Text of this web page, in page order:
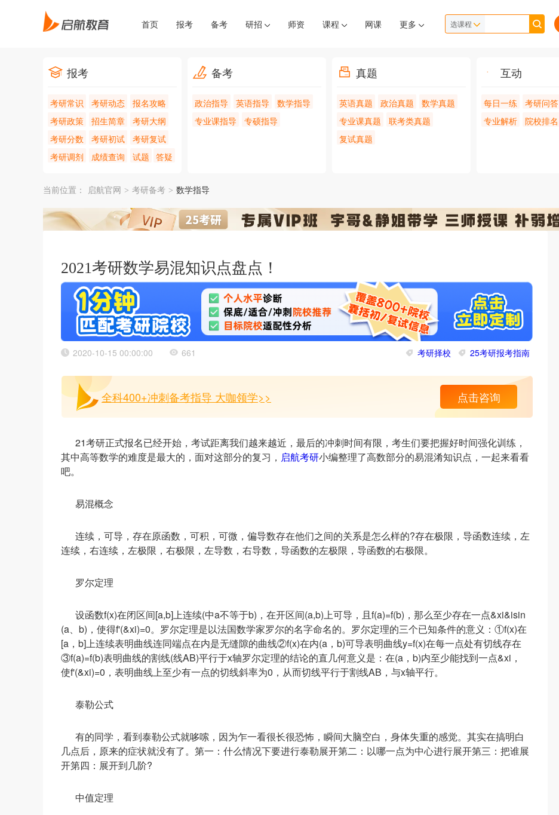
首页 报考 备考 研招 师资 课程 网课 更多 选课程
报考
考研常识 考研动态
报名攻略
考研政策
招生简章
考研大纲
考研分数
考研初试
考研复试
考研调剂
成绩查询 试题 答疑
备考
政治指导 英语指导
数学指导
专业课指导
专硕指导
真题
英语真题 政治真题
数学真题
专业课真题
联考类真题
复试真题
互动
每日一练 考研问答
专业解析
院校排名
当前位置： 启航官网 > 考研备考 > 数学指导
2021考研数学易混知识点盘点！
2020-10-15 00:00:00 661 考研择校 25考研报考指南
全科400+冲刺备考指导 大咖领学>> 点击咨询
21考研正式报名已经开始，考试距离我们越来越近，最后的冲刺时间有限，考生们要把握好时间强化训练，
其中高等数学的难度是最大的，面对这部分的复习， 启航考研小编整理了高数部分的易混淆知识点，一起来看看
吧。
易混概念
连续，可导，存在原函数，可积，可微，偏导数存在他们之间的关系是怎么样的?存在极限，导函数连续，左
连续，右连续，左极限，右极限，左导数，右导数，导函数的左极限，导函数的右极限。
罗尔定理
设函数f(x)在闭区间[a,b]上连续(中a不等于b)，在开区间(a,b)上可导，且f(a)=f(b)，那么至少存在一点&xi&isin
(a、b)，使得f'(&xi)=0。罗尔定理是以法国数学家罗尔的名字命名的。罗尔定理的三个已知条件的意义：①f(x)在
[a，b]上连续表明曲线连同端点在内是无缝隙的曲线②f(x)在内(a，b)可导表明曲线y=f(x)在每一点处有切线存在
③f(a)=f(b)表明曲线的割线(线AB)平行于x轴罗尔定理的结论的直几何意义是：在(a，b)内至少能找到一点&xi，
使f'(&xi)=0，表明曲线上至少有一点的切线斜率为0，从而切线平行于割线AB，与x轴平行。
泰勒公式
有的同学，看到泰勒公式就哆嗦，因为乍一看很长很恐怖，瞬间大脑空白，身体失重的感觉。其实在搞明白
几点后，原来的症状就没有了。第一：什么情况下要进行泰勒展开第二：以哪一点为中心进行展开第三：把谁展
开第四：展开到几阶?
中值定理